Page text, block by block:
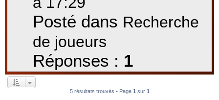
Posté dans Recherche
de joueurs
Réponses : 1
5 résultats trouvés • Page 1sur 1